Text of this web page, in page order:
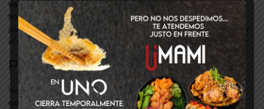
vaca pinta , cocinado durante 35 horas a baja temperatura y
terminado al fuego de leña, es un espectáculo para la vista y el
paladar. Otros platos como el
yakiniku, elrisotto tierra y mar
el
nasi gorengcompletan una carta llena de contrastes.
Postres que ponen el broche final
Ver cómo se prepara unatorrija caramelizada con helado de
queso o unfudgy de matcha y chocolate blancoes un